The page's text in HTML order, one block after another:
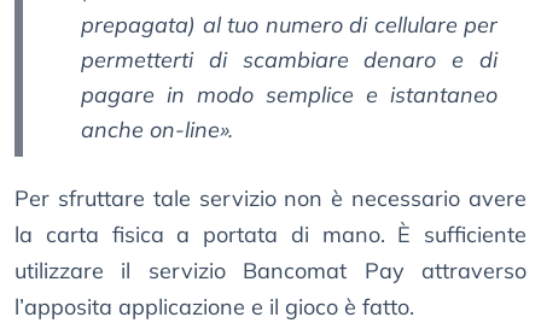
prepagata) al tuo numero di cellulare per
permetterti di scambiare denaro e di
pagare in modo semplice e istantaneo
anche on-line».
Per sfruttare tale servizio non è necessario avere
la carta fisica a portata di mano. È sufficiente
utilizzare il servizio Bancomat Pay attraverso
l’apposita applicazione e il gioco è fatto.